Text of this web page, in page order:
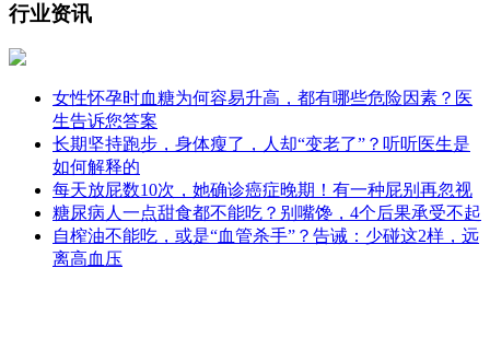
行业资讯
女性怀孕时血糖为何容易升高，都有哪些危险因素？医
生告诉您答案
长期坚持跑步，身体瘦了，人却“变老了”？听听医生是
如何解释的
每天放屁数10次，她确诊癌症晚期！有一种屁别再忽视
糖尿病人一点甜食都不能吃？别嘴馋，4个后果承受不起
自榨油不能吃，或是“血管杀手”？告诫：少碰这2样，远
离高血压